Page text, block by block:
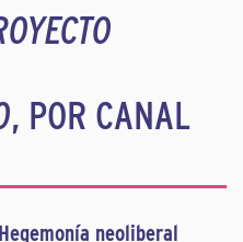
, POR CANAL
Hegemonía neoliberal